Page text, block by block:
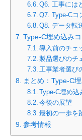
Q6. 工事には
Q7. Type-Cコ
Q8. データ転
Type-C埋め込み
導入前のチェ
製品選びのチ
工事業者選び
まとめ：Type-C
Type-C埋め込
今後の展望
最初の一歩を
参考情報